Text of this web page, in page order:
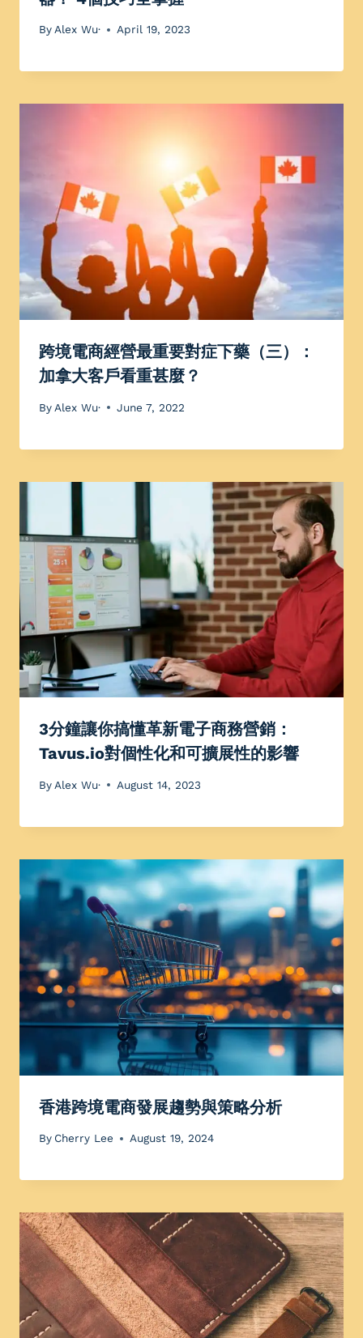
ByAlex Wu· April 19, 2023
跨境電商經營最重要對症下藥（三）：
加拿大客戶看重甚麼？
By Alex Wu· June 7, 2022
3分鐘讓你搞懂革新電子商務營銷：
Tavus.io對個性化和可擴展性的影響
By Alex Wu· August 14, 2023
香港跨境電商發展趨勢與策略分析
By Cherry Lee August 19, 2024